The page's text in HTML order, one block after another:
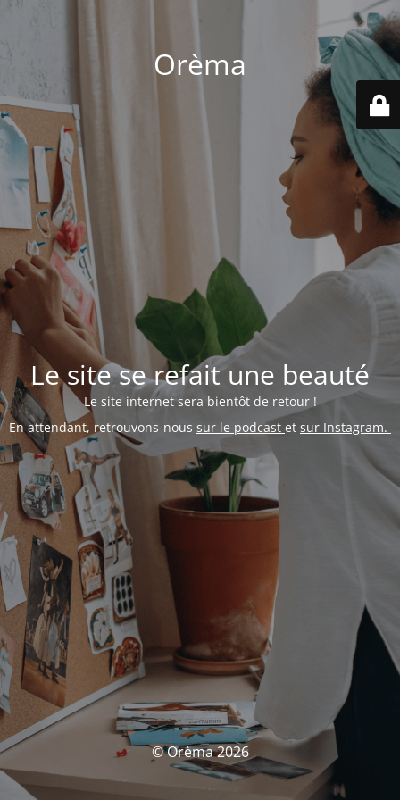
Orèma
Le site se refait une beauté
Le site internet sera bientôt de retour !
En attendant, retrouvons-nous sur le podcast et sur Instagram.
© Orèma 2026